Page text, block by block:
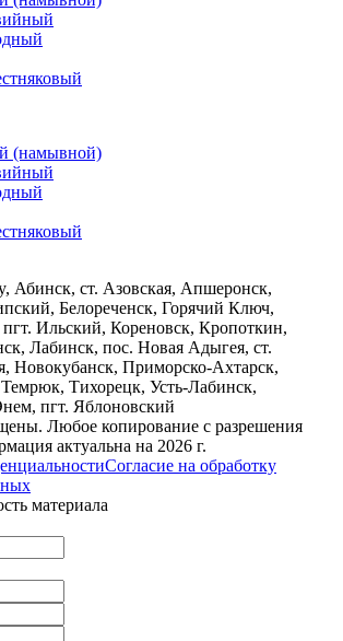
(намывной)
Абинск, ст. Азовская, Апшеронск,
Белореченск, Горячий Ключ,
Ильский, Кореновск, Кропоткин,
Лабинск, пос. Новая Адыгея, ст.
Новокубанск, Приморско-Ахтарск,
Тихорецк, Усть-Лабинск,
пгт. Яблоновский
Любое копирование с разрешения
актуальна на 2026 г.
Согласие на обработку
материала